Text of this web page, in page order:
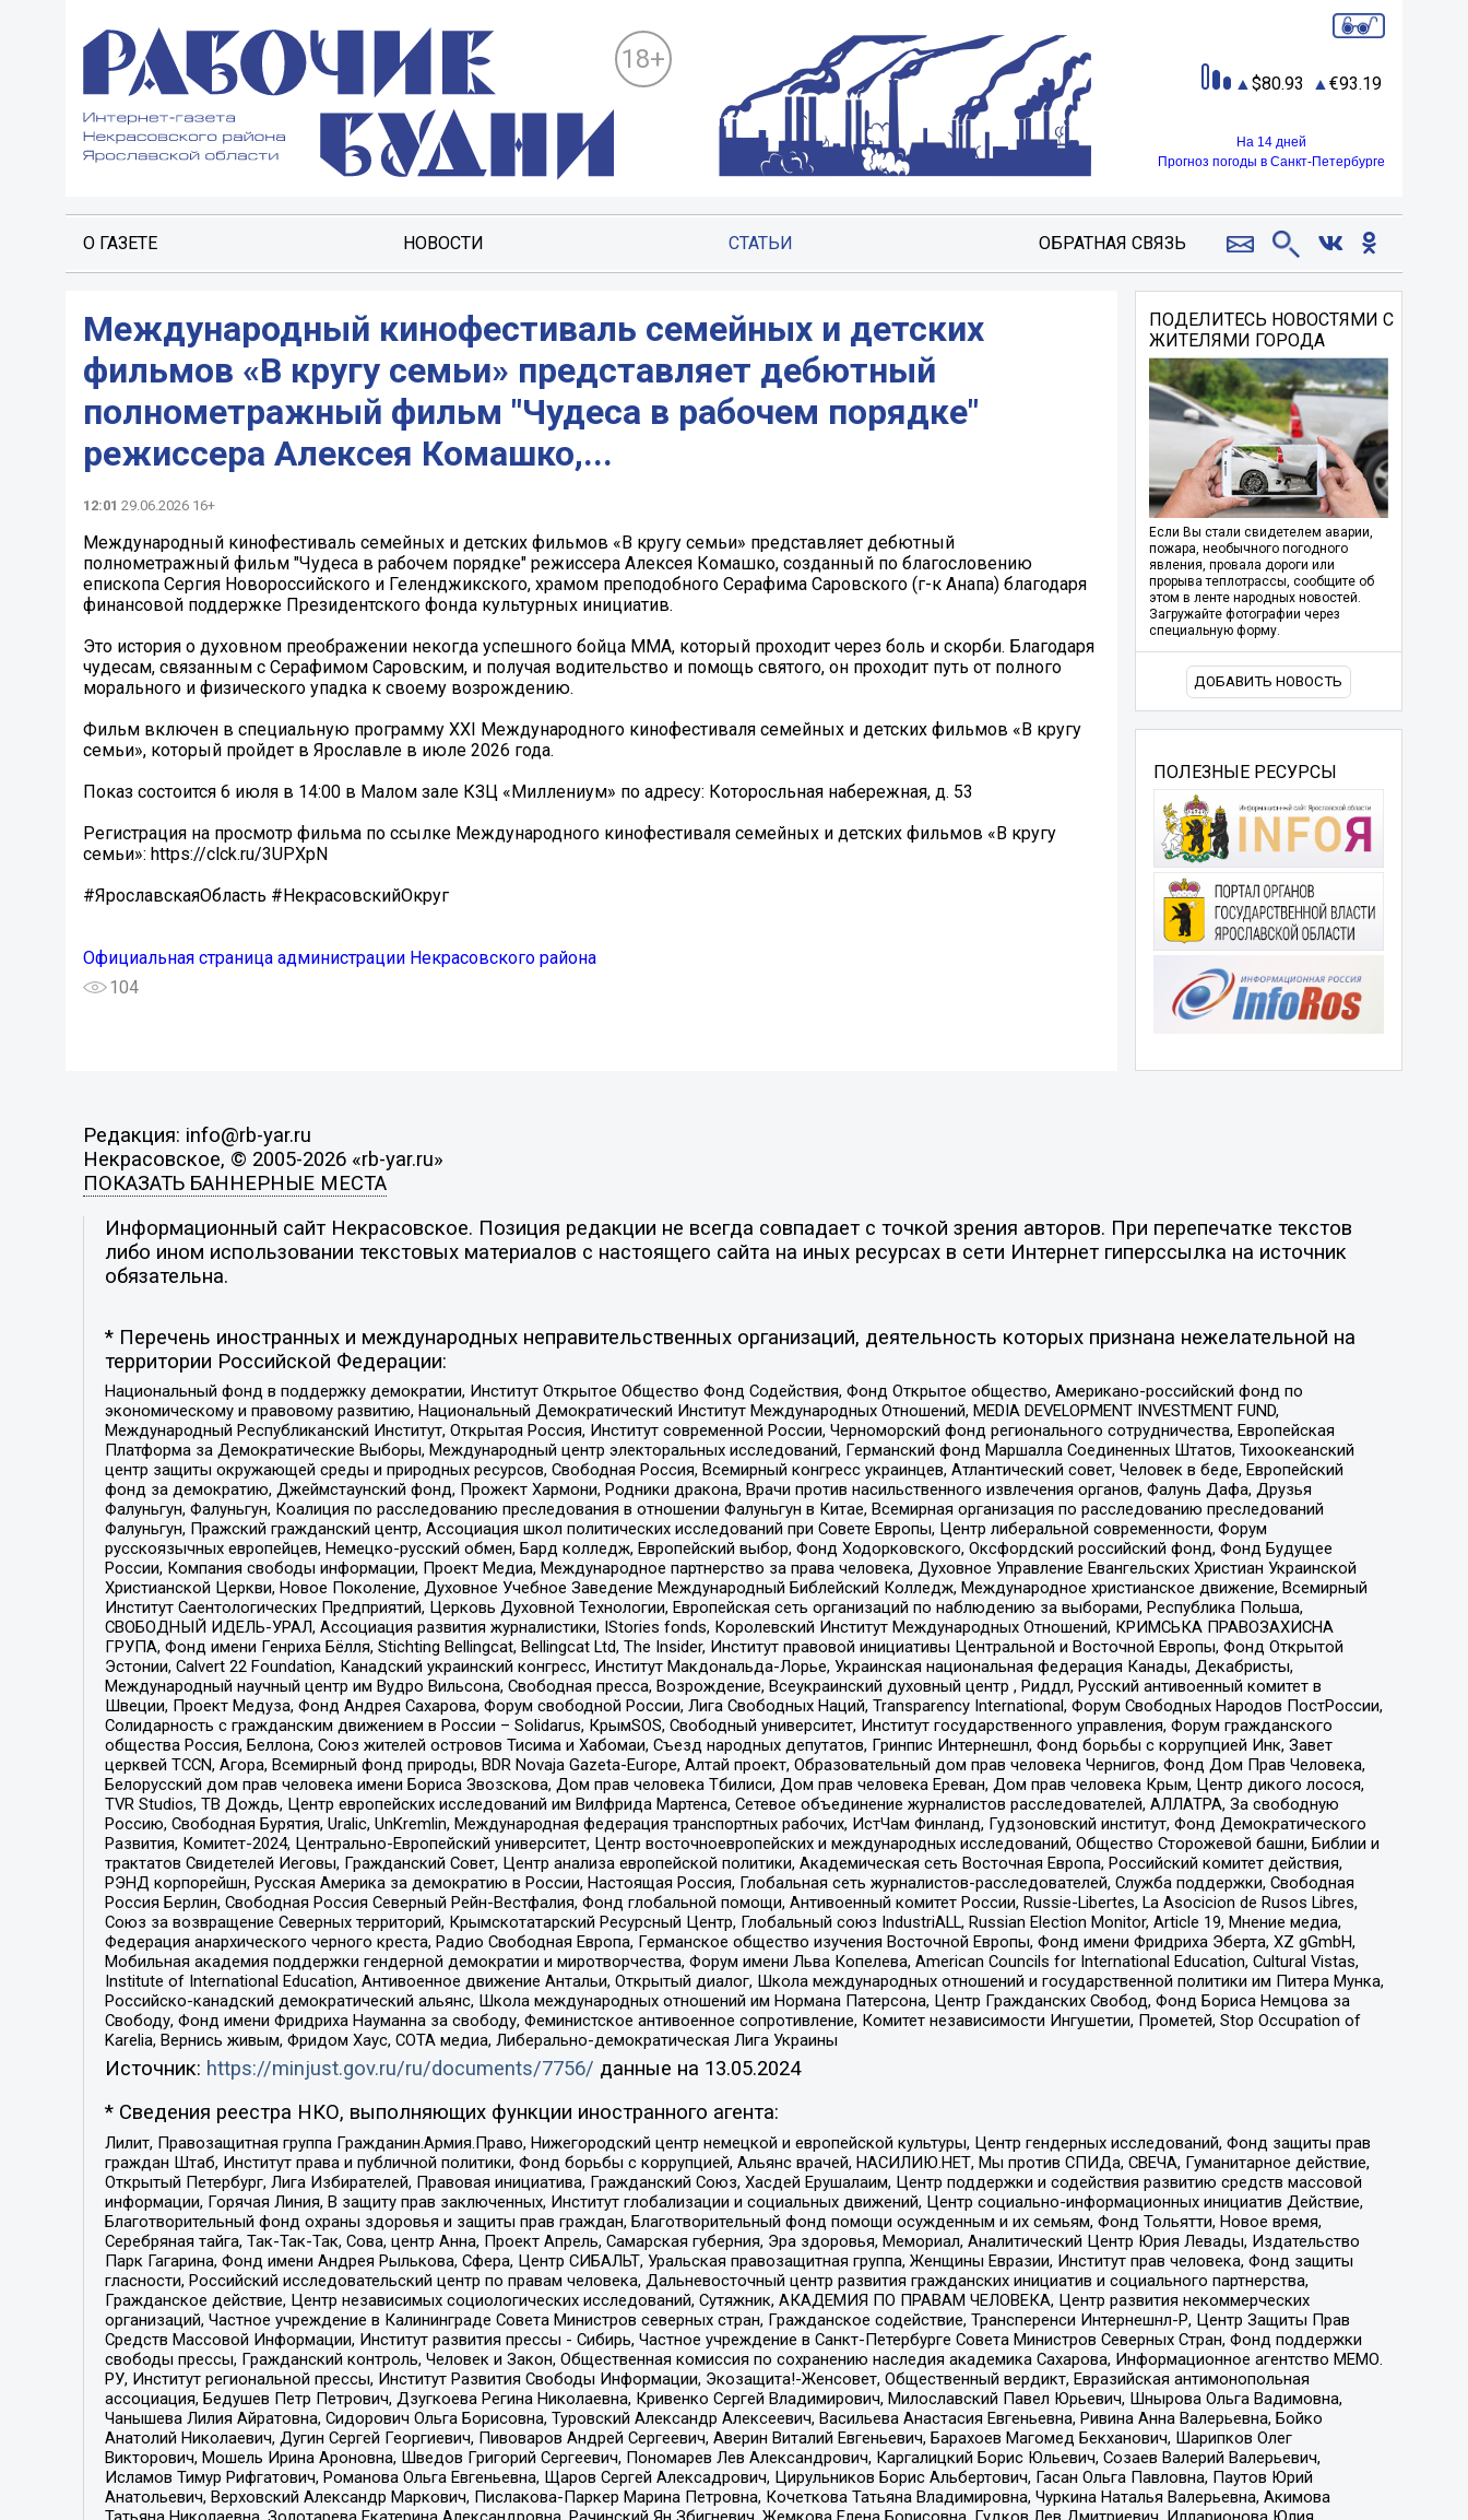
18+
80.93 93.19
На 14 дней
Прогноз погоды в Санкт-Петербурге
О ГАЗЕТЕ НОВОСТИ СТАТЬИ ОБРАТНАЯ СВЯЗЬ
Международный кинофестиваль семейных и детских
фильмов «В кругу семьи» представляет дебютный
полнометражный фильм "Чудеса в рабочем порядке"
режиссера Алексея Комашко,...
12:01 29.06.2026 16+
Международный кинофестиваль семейных и детских фильмов «В кругу семьи» представляет дебютный
полнометражный фильм "Чудеса в рабочем порядке" режиссера Алексея Комашко, созданный по благословению
епископа Сергия Новороссийского и Геленджикского, храмом преподобного Серафима Саровского (г-к Анапа) благодаря
финансовой поддержке Президентского фонда культурных инициатив.
Это история о духовном преображении некогда успешного бойца ММА, который проходит через боль и скорби. Благодаря
чудесам, связанным с Серафимом Саровским, и получая водительство и помощь святого, он проходит путь от полного
морального и физического упадка к своему возрождению.
Фильм включен в специальную программу XXI Международного кинофестиваля семейных и детских фильмов «В кругу
семьи», который пройдет в Ярославле в июле 2026 года.
Показ состоится 6 июля в 14:00 в Малом зале КЗЦ «Миллениум» по адресу: Которосльная набережная, д. 53
Регистрация на просмотр фильма по ссылке Международного кинофестиваля семейных и детских фильмов «В кругу
семьи»: https://clck.ru/3UPXpN
#ЯрославскаяОбласть #НекрасовскийОкруг
Официальная страница администрации Некрасовского района
104
ПОДЕЛИТЕСЬ НОВОСТЯМИ С
ЖИТЕЛЯМИ ГОРОДА
Если Вы стали свидетелем аварии,
пожара, необычного погодного
явления, провала дороги или
прорыва теплотрассы, сообщите об
этом в ленте народных новостей.
Загружайте фотографии через
специальную форму.
ДОБАВИТЬ НОВОСТЬ
ПОЛЕЗНЫЕ РЕСУРСЫ
Редакция: info@rb-yar.ru
Некрасовское, © 2005-2026 «rb-yar.ru»
ПОКАЗАТЬ БАННЕРНЫЕ МЕСТА
Информационный сайт Некрасовское. Позиция редакции не всегда совпадает с точкой зрения авторов. При перепечатке текстов
либо ином использовании текстовых материалов с настоящего сайта на иных ресурсах в сети Интернет гиперссылка на источник
обязательна.
* Перечень иностранных и международных неправительственных организаций, деятельность которых признана нежелательной на
территории Российской Федерации:
Национальный фонд в поддержку демократии, Институт Открытое Общество Фонд Содействия, Фонд Открытое общество, Американо-российский фонд по
экономическому и правовому развитию, Национальный Демократический Институт Международных Отношений, MEDIA DEVELOPMENT INVESTMENT FUND,
Международный Республиканский Институт, Открытая Россия, Институт современной России, Черноморский фонд регионального сотрудничества, Европейская
Платформа за Демократические Выборы, Международный центр электоральных исследований, Германский фонд Маршалла Соединенных Штатов, Тихоокеанский
центр защиты окружающей среды и природных ресурсов, Свободная Россия, Всемирный конгресс украинцев, Атлантический совет, Человек в беде, Европейский
фонд за демократию, Джеймстаунский фонд, Прожект Хармони, Родники дракона, Врачи против насильственного извлечения органов, Фалунь Дафа, Друзья
Фалуньгун, Фалуньгун, Коалиция по расследованию преследования в отношении Фалуньгун в Китае, Всемирная организация по расследованию преследований
Фалуньгун, Пражский гражданский центр, Ассоциация школ политических исследований при Совете Европы, Центр либеральной современности, Форум
русскоязычных европейцев, Немецко-русский обмен, Бард колледж, Европейский выбор, Фонд Ходорковского, Оксфордский российский фонд, Фонд Будущее
России, Компания свободы информации, Проект Медиа, Международное партнерство за права человека, Духовное Управление Евангельских Христиан Украинской
Христианской Церкви, Новое Поколение, Духовное Учебное Заведение Международный Библейский Колледж, Международное христианское движение, Всемирный
Институт Саентологических Предприятий, Церковь Духовной Технологии, Европейская сеть организаций по наблюдению за выборами, Республика Польша,
СВОБОДНЫЙ ИДЕЛЬ-УРАЛ, Ассоциация развития журналистики, IStories fonds, Королевский Институт Международных Отношений, КРИМСЬКА ПРАВОЗАХИСНА
ГРУПА, Фонд имени Генриха Бёлля, Stichting Bellingcat, Bellingcat Ltd, The Insider, Институт правовой инициативы Центральной и Восточной Европы, Фонд Открытой
Эстонии, Calvert 22 Foundation, Канадский украинский конгресс, Институт Макдональда-Лорье, Украинская национальная федерация Канады, Декабристы,
Международный научный центр им Вудро Вильсона, Свободная пресса, Возрождение, Всеукраинский духовный центр , Риддл, Русский антивоенный комитет в
Швеции, Проект Медуза, Фонд Андрея Сахарова, Форум свободной России, Лига Свободных Наций, Transparеncy International, Форум Свободных Народов ПостРоссии,
Солидарность с гражданским движением в России – Solidarus, КрымSOS, Свободный университет, Институт государственного управления, Форум гражданского
общества Россия, Беллона, Союз жителей островов Тисима и Хабомаи, Съезд народных депутатов, Гринпис Интернешнл, Фонд борьбы с коррупцией Инк, Завет
церквей TCCN, Агора, Всемирный фонд природы, BDR Novaja Gazeta-Europe, Алтай проект, Образовательный дом прав человека Чернигов, Фонд Дом Прав Человека,
Белорусский дом прав человека имени Бориса Звозскова, Дом прав человека Тбилиси, Дом прав человека Ереван, Дом прав человека Крым, Центр дикого лосося,
TVR Studios, ТВ Дождь, Центр европейских исследований им Вилфрида Мартенса, Сетевое объединение журналистов расследователей, АЛЛАТРА, За свободную
Россию, Свободная Бурятия, Uralic, UnKremlin, Международная федерация транспортных рабочих, ИстЧам Финланд, Гудзоновский институт, Фонд Демократического
Развития, Комитет-2024, Центрально-Европейский университет, Центр восточноевропейских и международных исследований, Общество Сторожевой башни, Библии и
трактатов Свидетелей Иеговы, Гражданский Совет, Центр анализа европейской политики, Академическая сеть Восточная Европа, Российский комитет действия,
РЭНД корпорейшн, Русская Америка за демократию в России, Настоящая Россия, Глобальная сеть журналистов-расследователей, Служба поддержки, Свободная
Россия Берлин, Свободная Россия Северный Рейн-Вестфалия, Фонд глобальной помощи, Антивоенный комитет России, Russie-Libertes, La Asocicion de Rusos Libres,
Союз за возвращение Северных территорий, Крымскотатарский Ресурсный Центр, Глобальный союз IndustriALL, Russian Election Monitor, Article 19, Мнение медиа,
Федерация анархического черного креста, Радио Свободная Европа, Германское общество изучения Восточной Европы, Фонд имени Фридриха Эберта, XZ gGmbH,
Мобильная академия поддержки гендерной демократии и миротворчества, Форум имени Льва Копелева, American Councils for International Education, Cultural Vistas,
Institute of International Education, Антивоенное движение Антальи, Открытый диалог, Школа международных отношений и государственной политики им Питера Мунка,
Российско-канадский демократический альянс, Школа международных отношений им Нормана Патерсона, Центр Гражданских Свобод, Фонд Бориса Немцова за
Свободу, Фонд имени Фридриха Науманна за свободу, Феминистское антивоенное сопротивление, Комитет независимости Ингушетии, Прометей, Stop Occupation of
Karelia, Вернись живым, Фридом Хаус, СОТА медиа, Либерально-демократическая Лига Украины
Источник: https://minjust.gov.ru/ru/documents/7756/ данные на 13.05.2024
* Сведения реестра НКО, выполняющих функции иностранного агента:
Лилит, Правозащитная группа Гражданин.Армия.Право, Нижегородский центр немецкой и европейской культуры, Центр гендерных исследований, Фонд защиты прав
граждан Штаб, Институт права и публичной политики, Фонд борьбы с коррупцией, Альянс врачей, НАСИЛИЮ.НЕТ, Мы против СПИДа, СВЕЧА, Гуманитарное действие,
Открытый Петербург, Лига Избирателей, Правовая инициатива, Гражданский Союз, Хасдей Ерушалаим, Центр поддержки и содействия развитию средств массовой
информации, Горячая Линия, В защиту прав заключенных, Институт глобализации и социальных движений, Центр социально-информационных инициатив Действие,
Благотворительный фонд охраны здоровья и защиты прав граждан, Благотворительный фонд помощи осужденным и их семьям, Фонд Тольятти, Новое время,
Серебряная тайга, Так-Так-Так, Сова, центр Анна, Проект Апрель, Самарская губерния, Эра здоровья, Мемориал, Аналитический Центр Юрия Левады, Издательство
Парк Гагарина, Фонд имени Андрея Рылькова, Сфера, Центр СИБАЛЬТ, Уральская правозащитная группа, Женщины Евразии, Институт прав человека, Фонд защиты
гласности, Российский исследовательский центр по правам человека, Дальневосточный центр развития гражданских инициатив и социального партнерства,
Гражданское действие, Центр независимых социологических исследований, Сутяжник, АКАДЕМИЯ ПО ПРАВАМ ЧЕЛОВЕКА, Центр развития некоммерческих
организаций, Частное учреждение в Калининграде Совета Министров северных стран, Гражданское содействие, Трансперенси Интернешнл-Р, Центр Защиты Прав
Средств Массовой Информации, Институт развития прессы - Сибирь, Частное учреждение в Санкт-Петербурге Совета Министров Северных Стран, Фонд поддержки
свободы прессы, Гражданский контроль, Человек и Закон, Общественная комиссия по сохранению наследия академика Сахарова, Информационное агентство МЕМО.
РУ, Институт региональной прессы, Институт Развития Свободы Информации, Экозащита!-Женсовет, Общественный вердикт, Евразийская антимонопольная
ассоциация, Бедушев Петр Петрович, Дзугкоева Регина Николаевна, Кривенко Сергей Владимирович, Милославский Павел Юрьевич, Шнырова Ольга Вадимовна,
Чанышева Лилия Айратовна, Сидорович Ольга Борисовна, Туровский Александр Алексеевич, Васильева Анастасия Евгеньевна, Ривина Анна Валерьевна, Бойко
Анатолий Николаевич, Дугин Сергей Георгиевич, Пивоваров Андрей Сергеевич, Аверин Виталий Евгеньевич, Барахоев Магомед Бекханович, Шарипков Олег
Викторович, Мошель Ирина Ароновна, Шведов Григорий Сергеевич, Пономарев Лев Александрович, Каргалицкий Борис Юльевич, Созаев Валерий Валерьевич,
Исламов Тимур Рифгатович, Романова Ольга Евгеньевна, Щаров Сергей Алексадрович, Цирульников Борис Альбертович, Гасан Ольга Павловна, Паутов Юрий
Анатольевич, Верховский Александр Маркович, Пислакова-Паркер Марина Петровна, Кочеткова Татьяна Владимировна, Чуркина Наталья Валерьевна, Акимова